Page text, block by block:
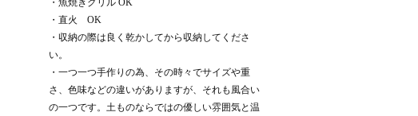
・魚焼きグリル OK
・直火 OK
・収納の際は良く乾かしてから収納してくださ
い。
・一つ一つ手作りの為、その時々でサイズや重
さ、色味などの違いがありますが、それも風合い
の一つです。土ものならではの優しい雰囲気と温